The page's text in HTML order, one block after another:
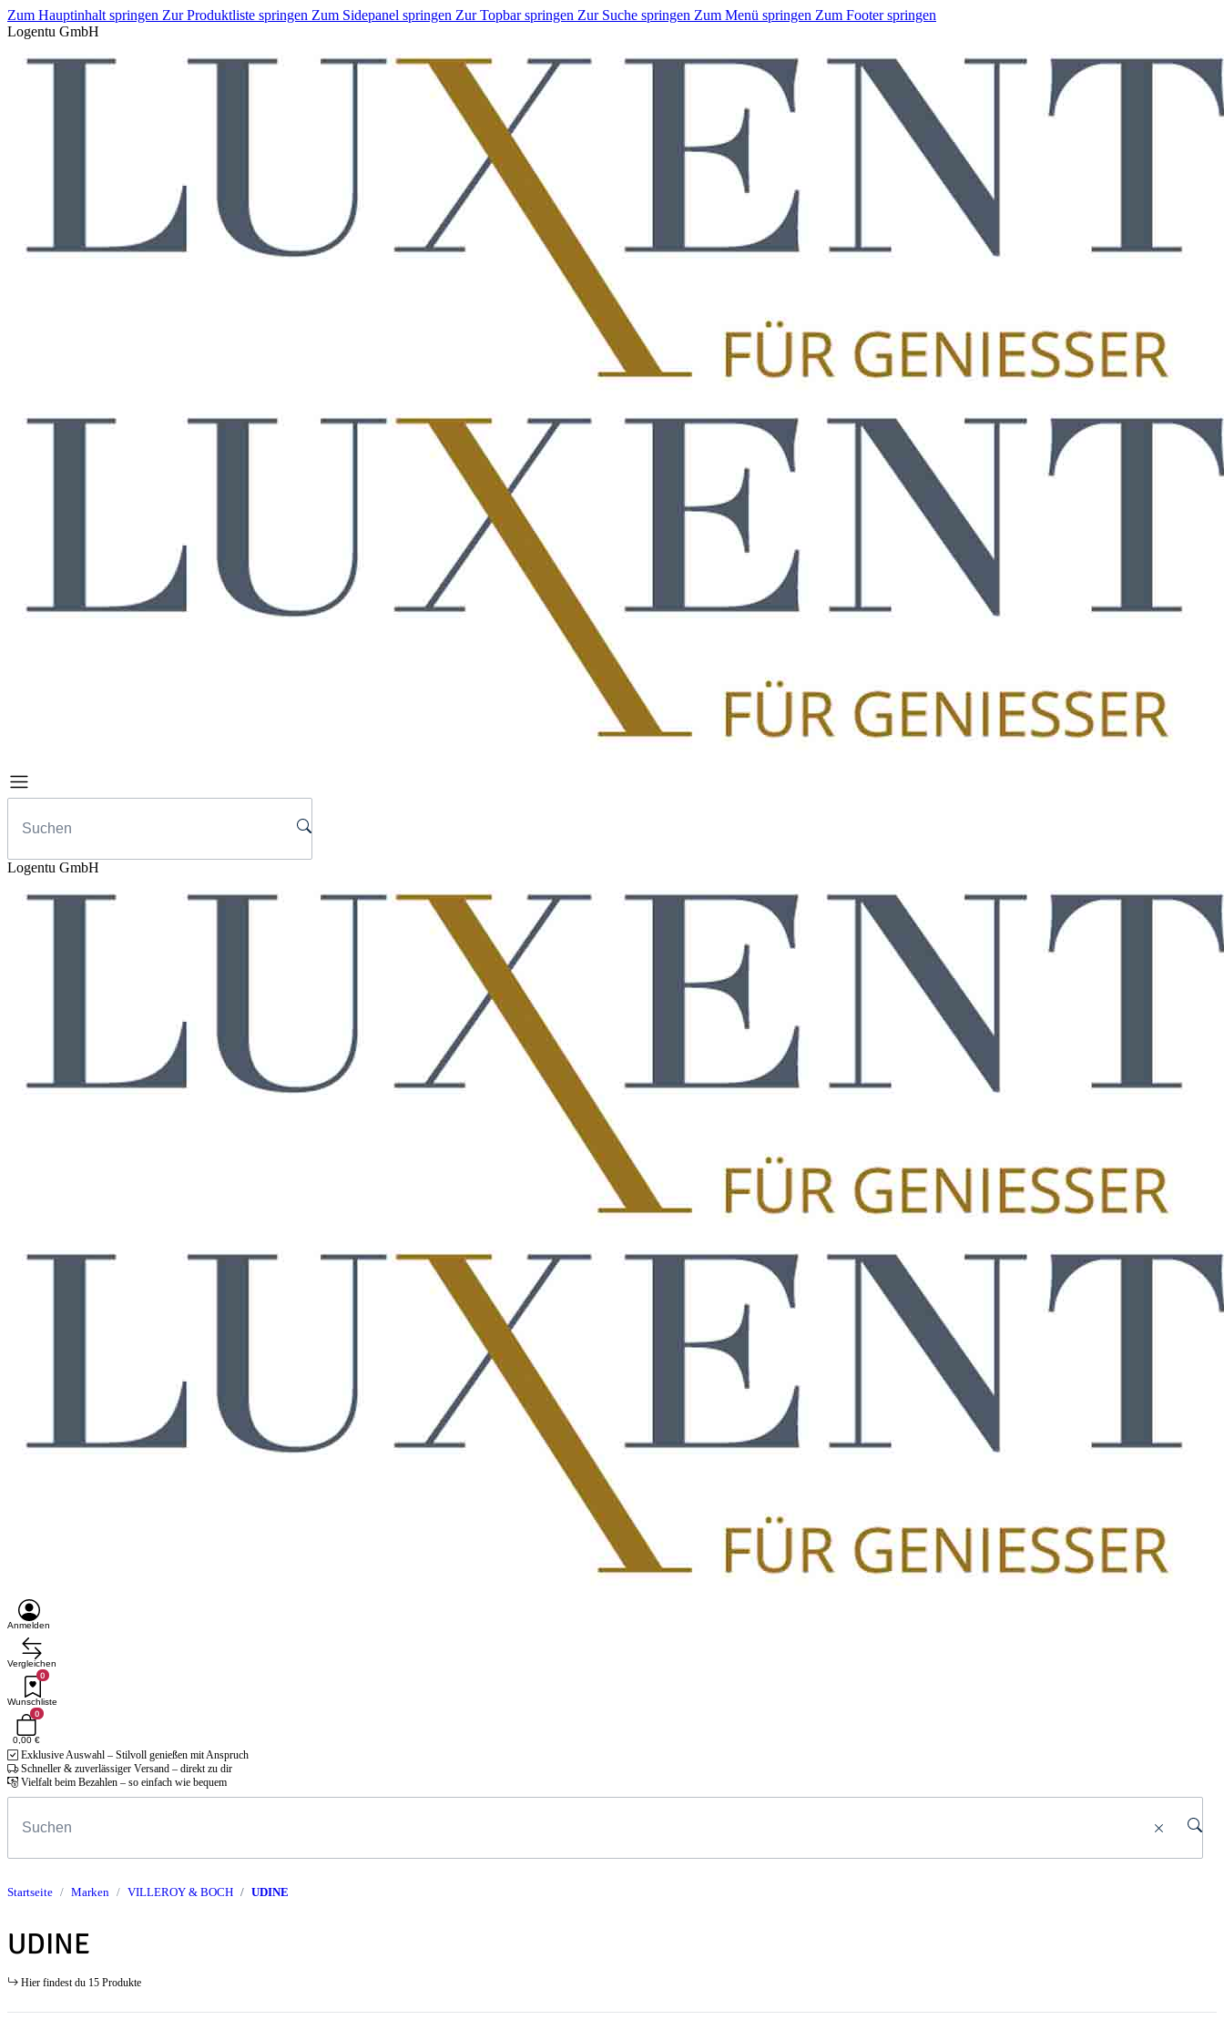
Zum Hauptinhalt springen Zur Produktliste springen Zum Sidepanel springen Zur Topbar springen Zur Suche springen Zum Menü springen Zum Footer springen
Logentu GmbH
Logentu GmbH
Anmelden
Vergleichen
0
Wunschliste
0
0,00 €
Exklusive Auswahl – Stilvoll genießen mit Anspruch
Schneller & zuverlässiger Versand – direkt zu dir
Vielfalt beim Bezahlen – so einfach wie bequem
Startseite Marken VILLEROY & BOCH UDINE
UDINE
Hier findest du 15 Produkte